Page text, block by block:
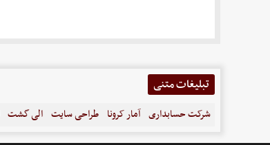
تبلیغات متنی
شرکت حسابداری آمار کرونا طراحی سایت الی گشت